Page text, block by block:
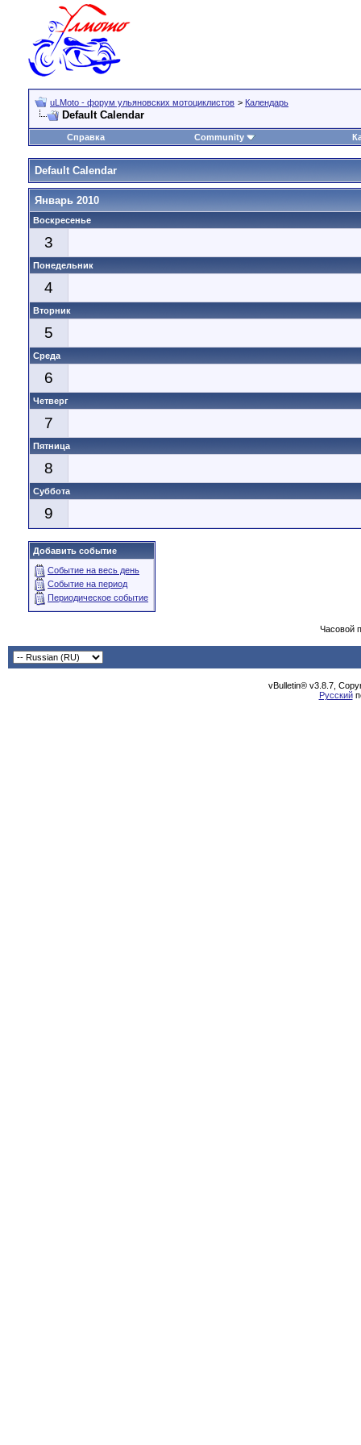
uLMoto - форум ульяновских мотоциклистов > Календарь
Default Calendar
Справка Community
Default Calendar
Январь 2010
Воскресенье
3
Понедельник
4
Вторник
5
Среда
6
Четверг
7
Пятница
8
Суббота
9
Добавить событие
Событие на весь день
Событие на период
Периодическое событие
Часовой
vBulletin® v3.8.7,
Русский